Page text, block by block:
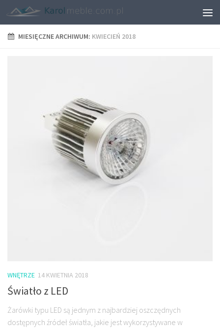
MIESIĘCZNE ARCHIWUM: KWIECIEŃ 2018
WNĘTRZE 14 KWIETNIA 2018
Światło z LED
Żarówki typu LED są jednym z najbardziej oszczędnych
dostępnych źródeł światła, jakie jest wykorzystywane w